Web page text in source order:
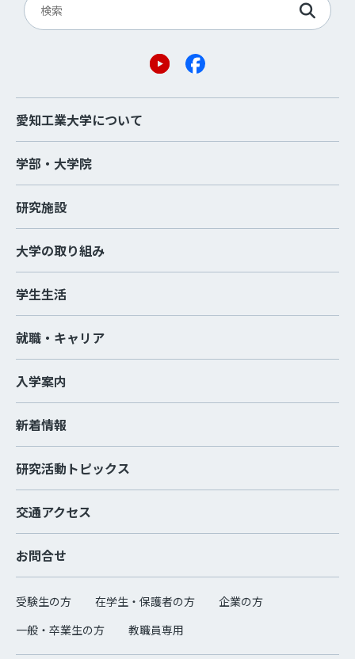
愛知工業大学について
学部・大学院
研究施設
大学の取り組み
学生生活
就職・キャリア
入学案内
新着情報
研究活動トピックス
交通アクセス
お問合せ
受験生の方 在学生・保護者の方
企業の方
一般・卒業生の方
教職員専用